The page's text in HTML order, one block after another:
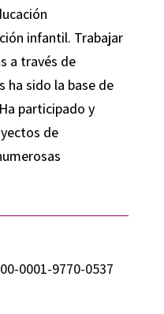
infantil. Trabajar
a través de
ha sido la base de
participado y
de
0001-9770-0537